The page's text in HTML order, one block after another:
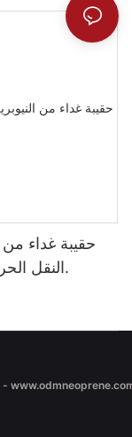
النقل الحراري الكامل، مزودة بجيب جانبي وحزام.